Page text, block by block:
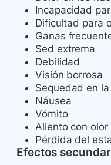
Incapacidad
Dificultad para
Ganas
Sed extrema
Debilidad
Visión borrosa
Sequedad en
Náusea
Vómito
Aliento con olor
Pérdida del
Efectos